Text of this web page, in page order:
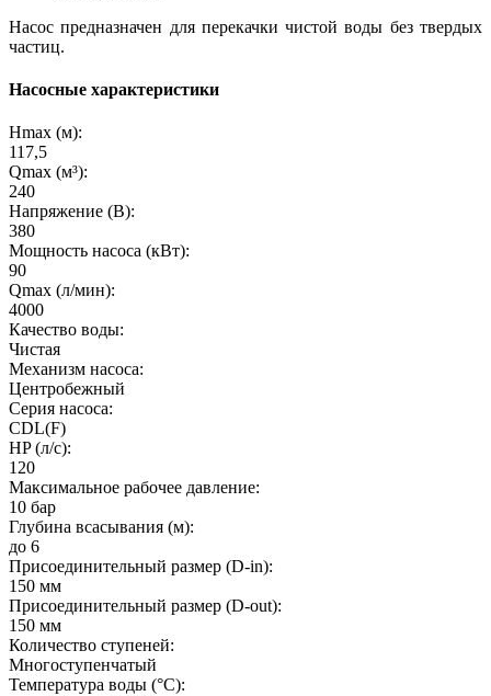
Насос предназначен для перекачки чистой воды без твердых
частиц.
Насосные характеристики
Hmax (м):
117,5
Qmax (м³):
240
Напряжение (В):
380
Мощность насоса (кВт):
90
Qmax (л/мин):
4000
Качество воды:
Чистая
Механизм насоса:
Центробежный
Серия насоса:
CDL(F)
HP (л/с):
120
Максимальное рабочее давление:
10 бар
Глубина всасывания (м):
до 6
Присоединительный размер (D-in):
150 мм
Присоединительный размер (D-out):
150 мм
Количество ступеней:
Многоступенчатый
Температура воды (°C):